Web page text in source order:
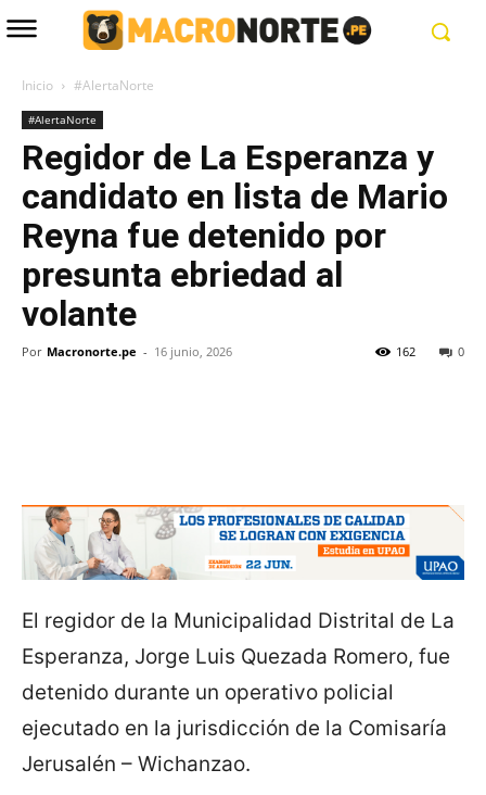
Inicio #AlertaNorte
#AlertaNorte
Regidor de La Esperanza y
candidato en lista de Mario
Reyna fue detenido por
presunta ebriedad al
volante
Por Macronorte.pe - 16 junio, 2026 0
162
El regidor de la Municipalidad Distrital de La
Esperanza, Jorge Luis Quezada Romero, fue
detenido durante un operativo policial
ejecutado en la jurisdicción de la Comisaría
Jerusalén – Wichanzao.